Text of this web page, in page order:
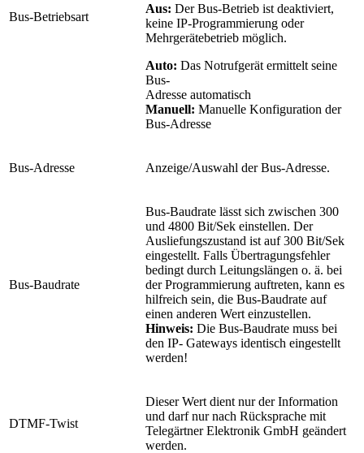
Bus-Betriebsart
Aus: Der Bus-Betrieb ist deaktiviert,
keine IP-Programmierung oder
Mehrgerätebetrieb möglich.
Auto: Das Notrufgerät ermittelt seine
Bus-
Adresse automatisch
Manuell: Manuelle Konfiguration der
Bus-Adresse
Bus-Adresse Anzeige/Auswahl der Bus-Adresse.
Bus-Baudrate
Bus-Baudrate lässt sich zwischen 300
und 4800 Bit/Sek einstellen. Der
Ausliefungszustand ist auf 300 Bit/Sek
eingestellt. Falls Übertragungsfehler
bedingt durch Leitungslängen o. ä. bei
der Programmierung auftreten, kann es
hilfreich sein, die Bus-Baudrate auf
einen anderen Wert einzustellen.
Hinweis: Die Bus-Baudrate muss bei
den IP- Gateways identisch eingestellt
werden!
DTMF-Twist
Dieser Wert dient nur der Information
und darf nur nach Rücksprache mit
Telegärtner Elektronik GmbH geändert
werden.